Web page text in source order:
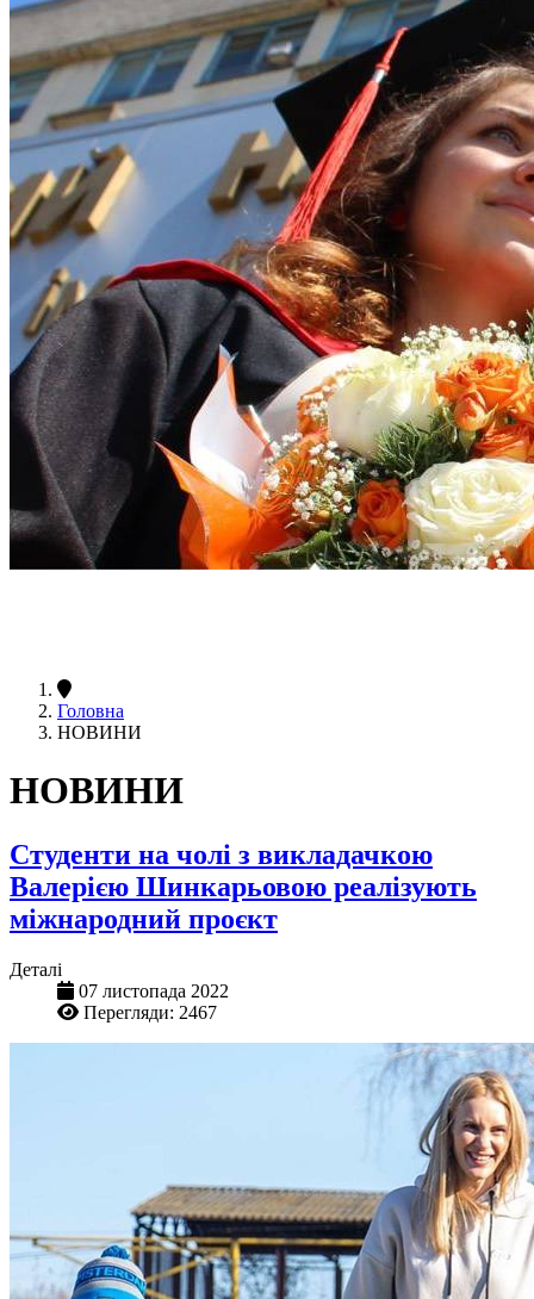
Головна
НОВИНИ
НОВИНИ
Студенти на чолі з викладачкою
Валерією Шинкарьовою реалізують
міжнародний проєкт
Деталі
07 листопада 2022
Перегляди: 2467